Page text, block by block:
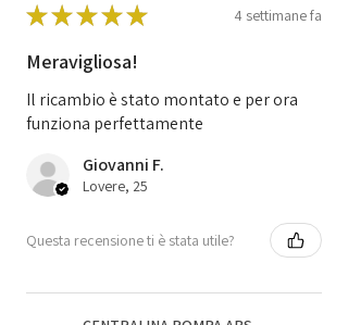
★★★★★ 4 settimane fa
Meravigliosa!
Il ricambio è stato montato e per ora
funziona perfettamente
Giovanni F.
Lovere, 25
Questa recensione ti è stata utile?